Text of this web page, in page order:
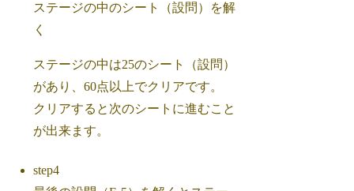
ステージの中のシート（設問）を解
く
ステージの中は25のシート（設問）
があり、60点以上でクリアです。
クリアすると次のシートに進むこと
が出来ます。
step4